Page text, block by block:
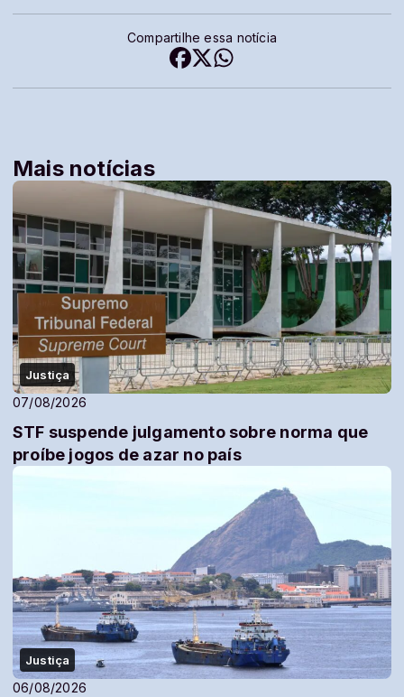
Compartilhe essa notícia
Mais notícias
Justiça
07/08/2026
STF suspende julgamento sobre norma que
proíbe jogos de azar no país
Justiça
06/08/2026